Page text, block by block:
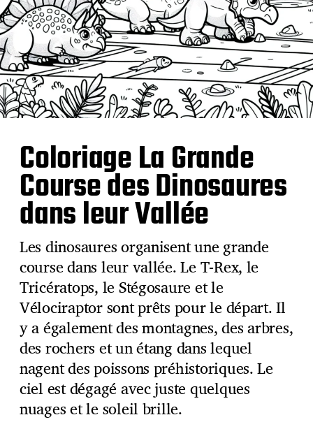
Coloriage La Grande
Course des Dinosaures
dans leur Vallée
Les dinosaures organisent une grande
course dans leur vallée. Le T-Rex, le
Tricératops, le Stégosaure et le
Vélociraptor sont prêts pour le départ. Il
y a également des montagnes, des arbres,
des rochers et un étang dans lequel
nagent des poissons préhistoriques. Le
ciel est dégagé avec juste quelques
nuages et le soleil brille.